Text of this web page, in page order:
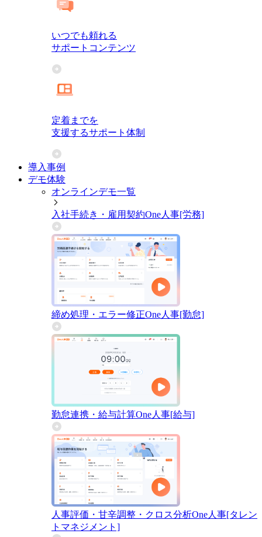
いつでも頼れる
サポートコンテンツ
定着までを
支援するサポート体制
導入事例
デモ体験
オンラインデモ一覧
入社手続き・雇用契約One人事[労務]
締め処理・エラー修正One人事[勤怠]
勤怠連携・給与計算One人事[給与]
人事評価・甘辛調整・クロス分析One人事[タレン
トマネジメント]